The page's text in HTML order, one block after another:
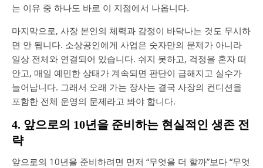
는 이유 중 하나도 바로 이 지점에서 나옵니다.
마지막으로, 사장 본인의 체력과 감정이 바닥나는 것도 무시하
면 안 됩니다. 소상공인에게 사업은 숫자만의 문제가 아니라
일상 전체와 연결되어 있습니다. 쉬지 못하고, 걱정을 혼자 떠
안고, 매일 예민한 상태가 계속되면 판단이 급해지고 실수가
늘어납니다. 그래서 오래 가는 장사는 결국 사장의 컨디션을
포함한 전체 운영의 문제라고 봐야 합니다.
4. 앞으로의 10년을 준비하는 현실적인 생존 전
략
앞으로의 10년을 준비하려면 먼저 “무엇을 더 할까”보다 “무엇